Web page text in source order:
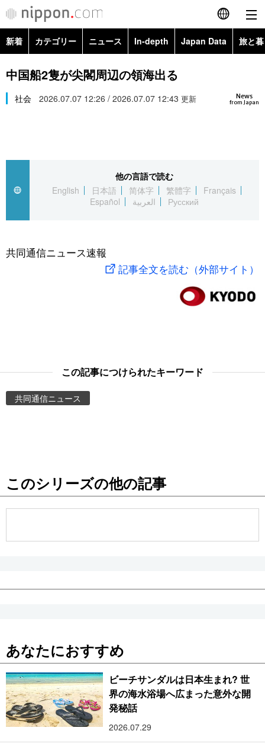
English
繁體字
العربية
社会
旅と暮らし
東京
新着 カテゴリー ニュース In-depth Japan Data 旅と
政治・外交
経済・ビジネス
社会
文化
科学・技術
暮らし
Images
お知らせ
中国船2隻が尖閣周辺の領海出る
News
from Japan
社会 2026.07.07 12:26 / 2026.07.07 12:43 更新
他の言語で読む
English
日本語 简体字 繁體字
Français
Español
العربية Русский
共同通信ニュース速報
記事全文を読む（外部サイト）
この記事につけられたキーワード
共同通信ニュース
このシリーズの他の記事
あなたにおすすめ
ビーチサンダルは日本生まれ? 世
界の海水浴場へ広まった意外な開
発秘話
2026.07.29